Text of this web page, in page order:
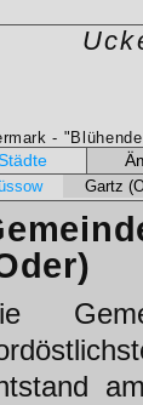
-
Gartz